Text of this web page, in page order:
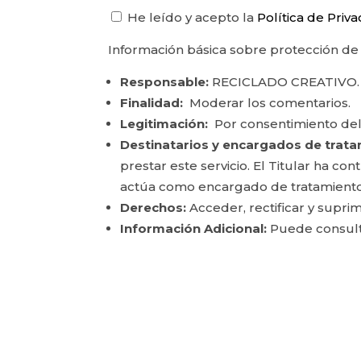
He leído y acepto la Política de
Información básica sobre protección
Responsable: RECICLADO CREATIVO.
Finalidad: Moderar los comentarios.
Legitimación: Por consentimiento
Destinatarios y encargados de
prestar este servicio. El Titular ha
actúa como encargado de
Derechos: Acceder, rectificar y
Información Adicional: Puede